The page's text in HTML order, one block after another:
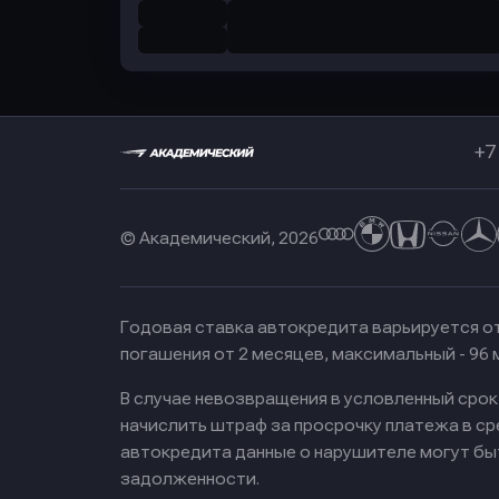
© Академический, 2026
Годовая ставка автокредита варьируется
погашения от 2 месяцев, максимальный -
В случае невозвращения в условленный
начислить штраф за просрочку платежа в
автокредита данные о нарушителе могут
задолженности.